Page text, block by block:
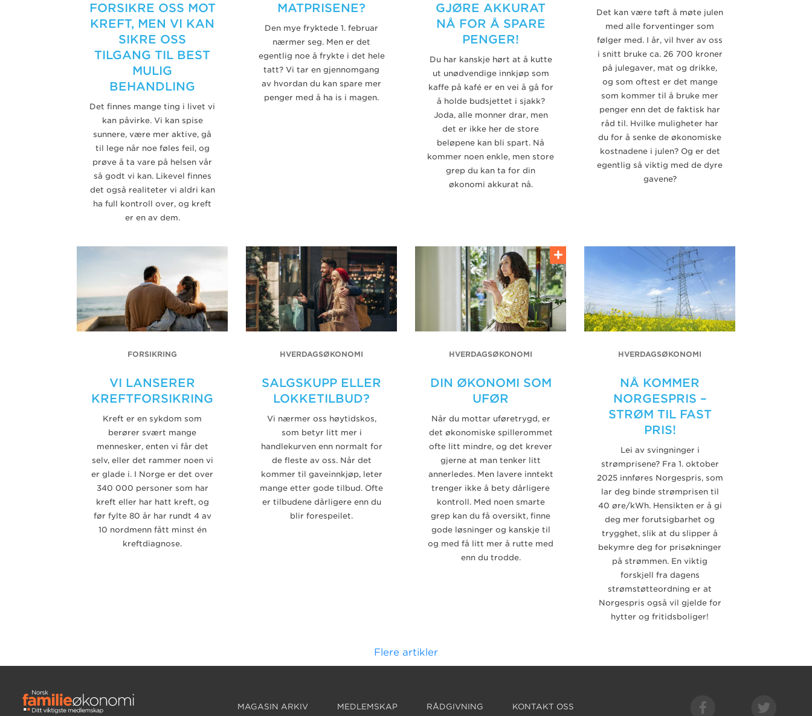
FORSIKRE OSS MOT
KREFT, MEN VI KAN
SIKRE OSS
TILGANG TIL BEST
MULIG
BEHANDLING
Det finnes mange ting i livet vi
kan påvirke. Vi kan spise
sunnere, være mer aktive, gå
til lege når noe føles feil, og
prøve å ta vare på helsen vår
så godt vi kan. Likevel finnes
det også realiteter vi aldri kan
ha full kontroll over, og kreft
er en av dem.
MATPRISENE?
Den mye fryktede 1. februar
nærmer seg. Men er det
egentlig noe å frykte i det hele
tatt? Vi tar en gjennomgang
av hvordan du kan spare mer
penger med å ha is i magen.
GJØRE AKKURAT
NÅ FOR Å SPARE
PENGER!
Du har kanskje hørt at å kutte
ut unødvendige innkjøp som
kaffe på kafé er en vei å gå for
å holde budsjettet i sjakk?
Joda, alle monner drar, men
det er ikke her de store
beløpene kan bli spart. Nå
kommer noen enkle, men store
grep du kan ta for din
økonomi akkurat nå.
Det kan være tøft å møte julen
med alle forventinger som
følger med. I år, vil hver av oss
i snitt bruke ca. 26 700 kroner
på julegaver, mat og drikke,
og som oftest er det mange
som kommer til å bruke mer
penger enn det de faktisk har
råd til. Hvilke muligheter har
du for å senke de økonomiske
kostnadene i julen? Og er det
egentlig så viktig med de dyre
gavene?
FORSIKRING
VI LANSERER
KREFTFORSIKRING
Kreft er en sykdom som
berører svært mange
mennesker, enten vi får det
selv, eller det rammer noen vi
er glade i. I Norge er det over
340 000 personer som har
kreft eller har hatt kreft, og
før fylte 80 år har rundt 4 av
10 nordmenn fått minst én
kreftdiagnose.
HVERDAGSØKONOMI
SALGSKUPP ELLER
LOKKETILBUD?
Vi nærmer oss høytidskos,
som betyr litt mer i
handlekurven enn normalt for
de fleste av oss. Når det
kommer til gaveinnkjøp, leter
mange etter gode tilbud. Ofte
er tilbudene dårligere enn du
blir forespeilet.
HVERDAGSØKONOMI
DIN ØKONOMI SOM
UFØR
Når du mottar uføretrygd, er
det økonomiske spillerommet
ofte litt mindre, og det krever
gjerne at man tenker litt
annerledes. Men lavere inntekt
trenger ikke å bety dårligere
kontroll. Med noen smarte
grep kan du få oversikt, finne
gode løsninger og kanskje til
og med få litt mer å rutte med
enn du trodde.
HVERDAGSØKONOMI
NÅ KOMMER
NORGESPRIS –
STRØM TIL FAST
PRIS!
Lei av svingninger i
strømprisene? Fra 1. oktober
2025 innføres Norgespris, som
lar deg binde strømprisen til
40 øre/kWh. Hensikten er å gi
deg mer forutsigbarhet og
trygghet, slik at du slipper å
bekymre deg for prisøkninger
på strømmen. En viktig
forskjell fra dagens
strømstøtteordning er at
Norgespris også vil gjelde for
hytter og fritidsboliger!
Flere artikler
MAGASIN ARKIV MEDLEMSKAP RÅDGIVNING KONTAKT OSS